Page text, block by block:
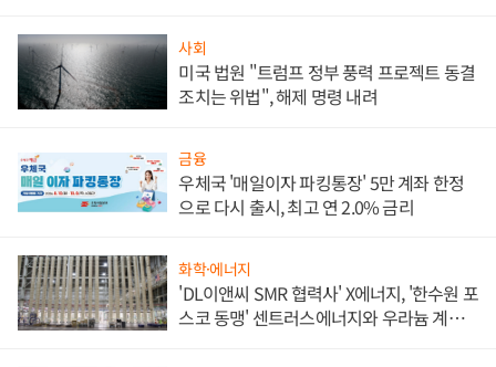
사회
미국 법원 "트럼프 정부 풍력 프로젝트 동결
조치는 위법", 해제 명령 내려
금융
우체국 '매일이자 파킹통장' 5만 계좌 한정
으로 다시 출시, 최고 연 2.0% 금리
화학·에너지
'DL이앤씨 SMR 협력사' X에너지, '한수원 포
스코 동맹' 센트러스에너지와 우라늄 계약